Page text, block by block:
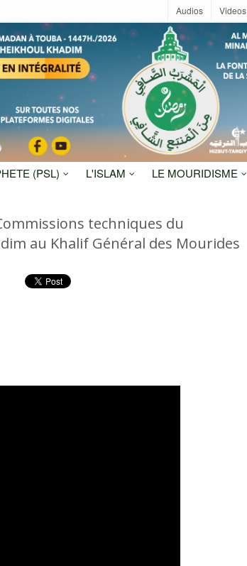
Audios Videos
(PSL) L'ISLAM LE MOURIDISME
techniques du
au Khalif Général des Mourides